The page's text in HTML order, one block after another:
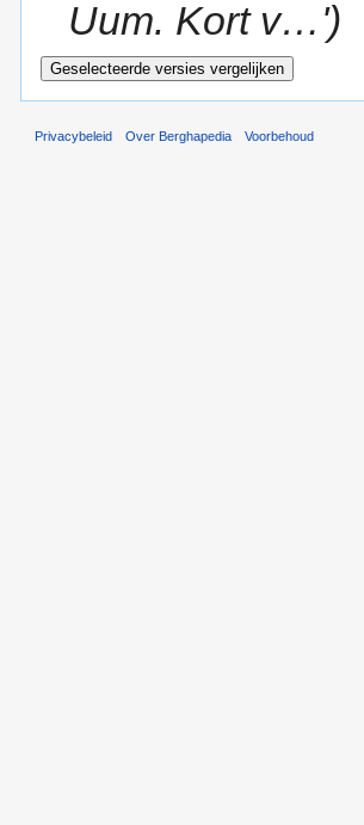
Uum. Kort v…')
Privacybeleid Over Berghapedia Voorbehoud